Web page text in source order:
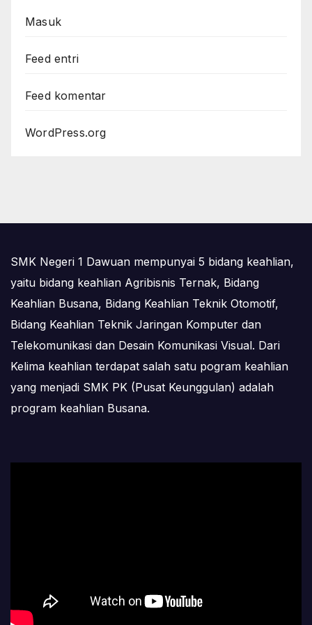
Masuk
Feed entri
Feed komentar
WordPress.org
SMK Negeri 1 Dawuan mempunyai 5 bidang keahlian,
yaitu bidang keahlian Agribisnis Ternak, Bidang
Keahlian Busana, Bidang Keahlian Teknik Otomotif,
Bidang Keahlian Teknik Jaringan Komputer dan
Telekomunikasi dan Desain Komunikasi Visual. Dari
Kelima keahlian terdapat salah satu pogram keahlian
yang menjadi SMK PK (Pusat Keunggulan) adalah
program keahlian Busana.